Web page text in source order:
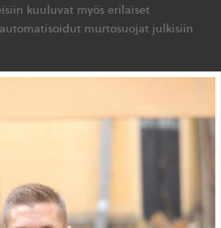
kuuluvat myös erilaiset
murtosuojat julkisiin